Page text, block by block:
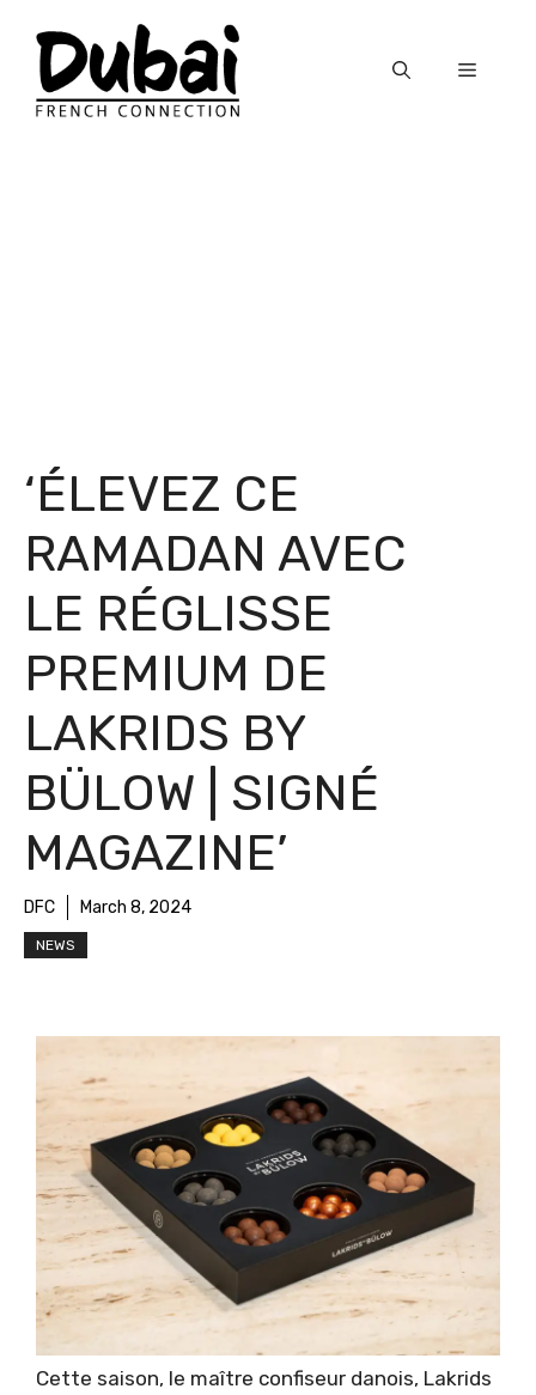
content
Menu
‘ÉLEVEZ CE
RAMADAN AVEC
LE RÉGLISSE
PREMIUM DE
LAKRIDS BY
BÜLOW | SIGNÉ
MAGAZINE’
DFC March 8, 2024
NEWS
Cette saison, le maître confiseur danois, Lakrids